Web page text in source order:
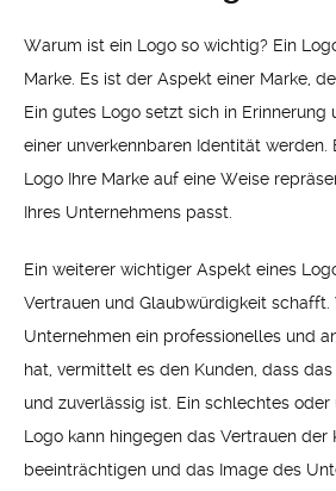
Warum ist ein Logo so wichtig? Ein
Marke. Es ist der Aspekt einer Marke,
Ein gutes Logo setzt sich in Erinnerung
einer unverkennbaren Identität werden.
Logo Ihre Marke auf eine Weise
Ihres Unternehmens passt.
Ein weiterer wichtiger Aspekt eines
Vertrauen und Glaubwürdigkeit schafft.
Unternehmen ein professionelles und
hat, vermittelt es den Kunden, dass
und zuverlässig ist. Ein schlechtes
Logo kann hingegen das Vertrauen der
beeinträchtigen und das Image des